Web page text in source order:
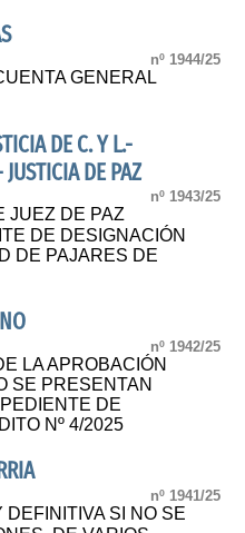
nº 1944/25
GENERAL
DE C. Y L.-
DE PAZ
nº 1943/25
JUEZ DE PAZ
DE DESIGNACIÓN
DE PAJARES DE
nº 1942/25
LA APROBACIÓN
SE PRESENTAN
DE
Nº 4/2025
nº 1941/25
SI NO SE